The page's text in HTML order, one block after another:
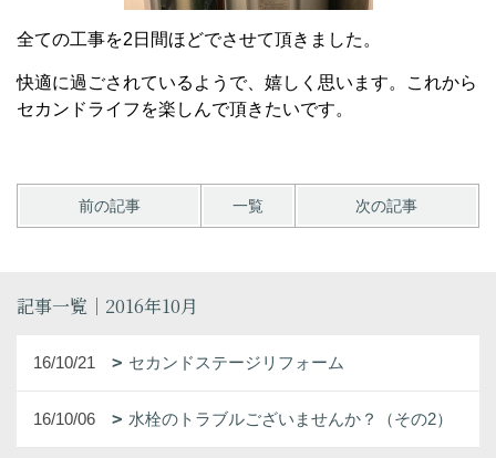
全ての工事を2日間ほどでさせて頂きました。
快適に過ごされているようで、嬉しく思います。これから
セカンドライフを楽しんで頂きたいです。
前の記事 一覧 次の記事
記事一覧｜2016年10月
16/10/21 セカンドステージリフォーム
16/10/06 水栓のトラブルございませんか？（その2）